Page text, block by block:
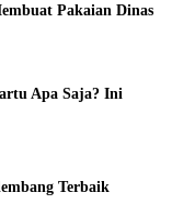
Pakaian Dinas
Apa Saja? Ini
Terbaik